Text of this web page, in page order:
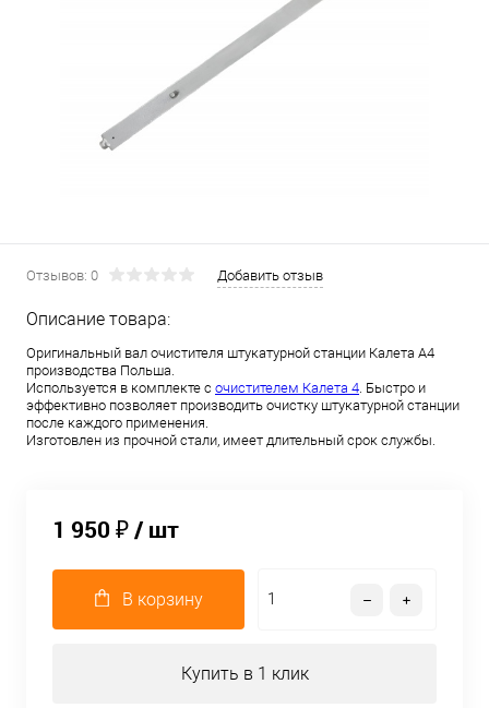
Отзывов: 0 Добавить отзыв
Описание товара:
Оригинальный вал очистителя штукатурной станции Калета А4
производства Польша.
Используется в комплекте с очистителем Калета 4. Быстро и
эффективно позволяет производить очистку штукатурной станции
после каждого применения.
Изготовлен из прочной стали, имеет длительный срок службы.
1 950 ₽/ шт
В корзину
Купить в 1 клик